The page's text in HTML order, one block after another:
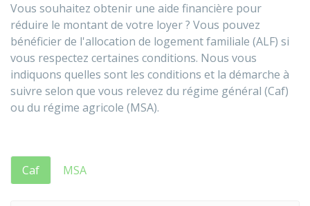
Vous souhaitez obtenir une aide financière pour
réduire le montant de votre loyer ? Vous pouvez
bénéficier de l'allocation de logement familiale (ALF) si
vous respectez certaines conditions. Nous vous
indiquons quelles sont les conditions et la démarche à
suivre selon que vous relevez du régime général (Caf)
ou du régime agricole (MSA).
Caf MSA